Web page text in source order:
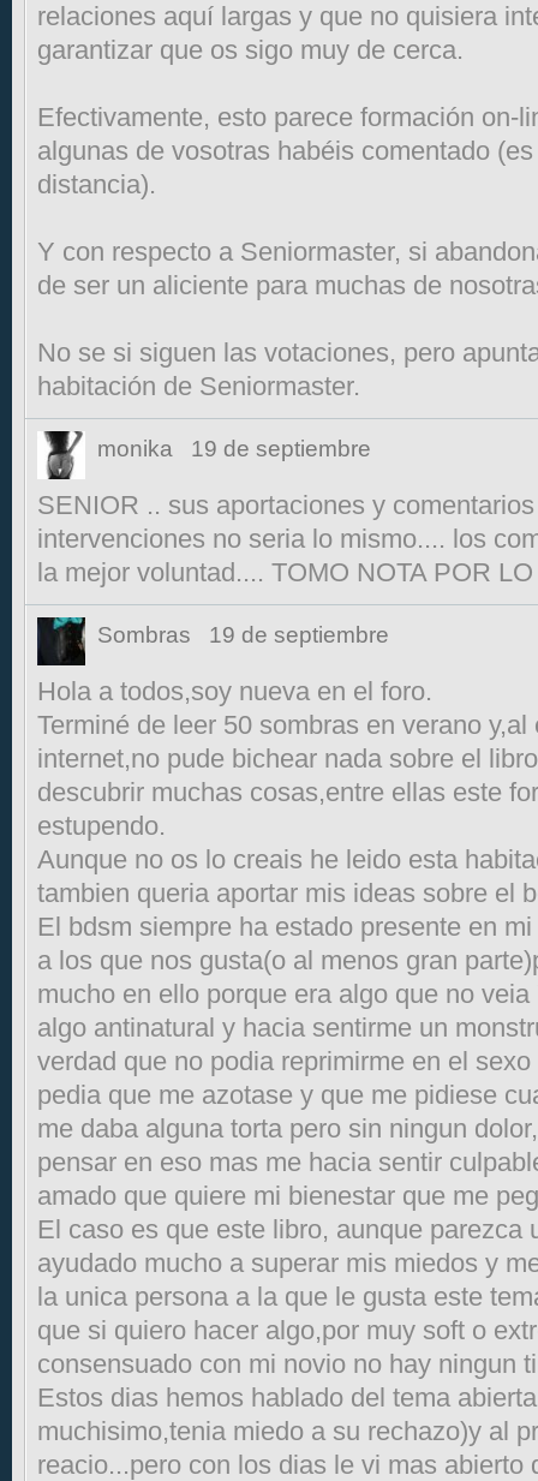
relaciones aquí largas y que no quisiera
garantizar que os sigo muy de cerca.
Efectivamente, esto parece formación on-
algunas de vosotras habéis comentado
distancia).
Y con respecto a Seniormaster, si
de ser un aliciente para muchas de
No se si siguen las votaciones, pero
habitación de Seniormaster.
monika 19 de septiembre
SENIOR .. sus aportaciones y
intervenciones no seria lo mismo.... los
la mejor voluntad.... TOMO NOTA POR
Sombras 19 de septiembre
Hola a todos,soy nueva en el foro.
Terminé de leer 50 sombras en verano
internet,no pude bichear nada sobre el
descubrir muchas cosas,entre ellas este
estupendo.
Aunque no os lo creais he leido esta
tambien queria aportar mis ideas sobre el
El bdsm siempre ha estado presente en
a los que nos gusta(o al menos gran
mucho en ello porque era algo que no
algo antinatural y hacia sentirme un
verdad que no podia reprimirme en el
pedia que me azotase y que me pidiese
me daba alguna torta pero sin ningun
pensar en eso mas me hacia sentir
amado que quiere mi bienestar que me
El caso es que este libro, aunque parezca
ayudado mucho a superar mis miedos y
la unica persona a la que le gusta este
que si quiero hacer algo,por muy soft o
consensuado con mi novio no hay ningun
Estos dias hemos hablado del tema
muchisimo,tenia miedo a su rechazo)y al
reacio...pero con los dias le vi mas abierto